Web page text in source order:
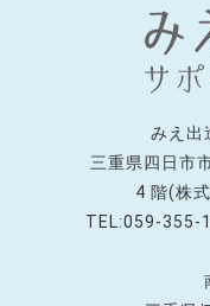
みえ出
三重県四日市
4 階(株
TEL:059-355-